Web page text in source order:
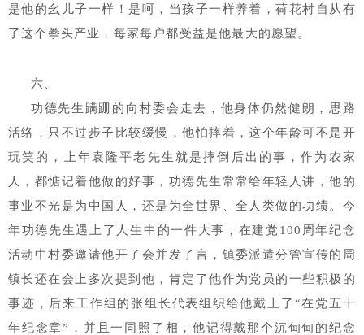
是他的幺儿子一样！是呵，当孩子一样养着，荷花村自从有
了这个拳头产业，每家每户都受益是他最大的愿望。
六、
功德先生蹒跚的向村委会走去，他身体仍然健朗，思路
活络，只不过步子比较缓慢，他怕摔着，这个年龄可不是开
玩笑的，上年袁隆平老先生就是摔倒后出的事，作为农家
人，都惦记着他做的好事，功德先生常常给年轻人讲，他的
事业不光是为中国人，还是为全世界、全人类做的功绩。今
年功德先生遇上了人生中的一件大事，在建党100周年纪念
活动中村委邀请他开了会并发了言，镇委派遣分管宣传的周
镇长还在会上多次提到他，肯定了他作为党员的一些积极的
事迹，后来工作组的张组长代表组织给他戴上了“在党五十
年纪念章”，并且一同照了相，他记得戴那个沉甸甸的纪念